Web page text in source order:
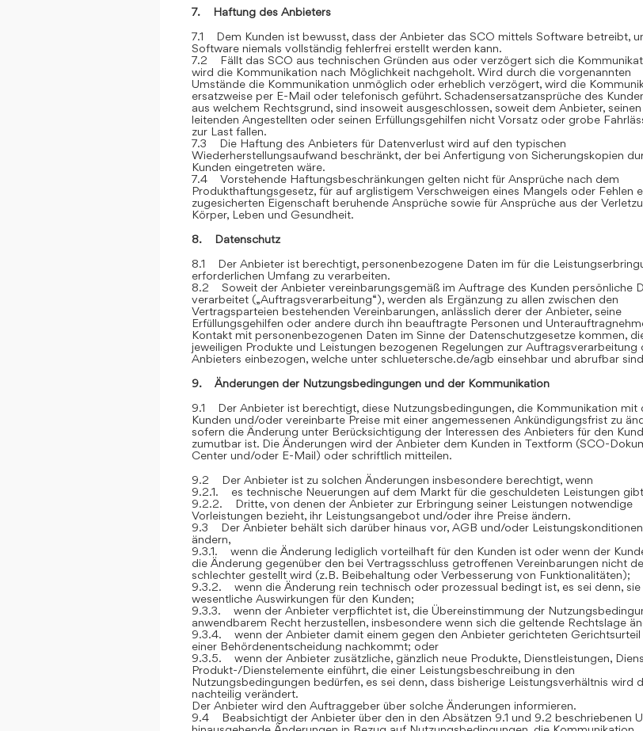
7. Haftung des Anbieters
7.1 Dem Kunden ist bewusst, dass der Anbieter das SCO mittels Software betreibt,
Software niemals vollständig fehlerfrei erstellt werden kann.
7.2 Fällt das SCO aus technischen Gründen aus oder verzögert sich die
wird die Kommunikation nach Möglichkeit nachgeholt. Wird durch die vorgenannten
Umstände die Kommunikation unmöglich oder erheblich verzögert, wird die
ersatzweise per E-Mail oder telefonisch geführt. Schadensersatzansprüche des
aus welchem Rechtsgrund, sind insoweit ausgeschlossen, soweit dem Anbieter, seinen
leitenden Angestellten oder seinen Erfüllungsgehilfen nicht Vorsatz oder grobe
zur Last fallen.
7.3 Die Haftung des Anbieters für Datenverlust wird auf den typischen
Wiederherstellungsaufwand beschränkt, der bei Anfertigung von Sicherungskopien
Kunden eingetreten wäre.
7.4 Vorstehende Haftungsbeschränkungen gelten nicht für Ansprüche nach dem
Produkthaftungsgesetz, für auf arglistigem Verschweigen eines Mangels oder Fehlen
zugesicherten Eigenschaft beruhende Ansprüche sowie für Ansprüche aus der
Körper, Leben und Gesundheit.
8. Datenschutz
8.1 Der Anbieter ist berechtigt, personenbezogene Daten im für die
erforderlichen Umfang zu verarbeiten.
8.2 Soweit der Anbieter vereinbarungsgemäß im Auftrage des Kunden persönliche
verarbeitet („Auftragsverarbeitung“), werden als Ergänzung zu allen zwischen den
Vertragsparteien bestehenden Vereinbarungen, anlässlich derer der Anbieter, seine
Erfüllungsgehilfen oder andere durch ihn beauftragte Personen und
Kontakt mit personenbezogenen Daten im Sinne der Datenschutzgesetze kommen,
jeweiligen Produkte und Leistungen bezogenen Regelungen zur Auftragsverarbeitung
Anbieters einbezogen, welche unter schluetersche.de/agb einsehbar und abrufbar
9. Änderungen der Nutzungsbedingungen und der Kommunikation
9.1 Der Anbieter ist berechtigt, diese Nutzungsbedingungen, die Kommunikation mit
Kunden und/oder vereinbarte Preise mit einer angemessenen Ankündigungsfrist zu
sofern die Änderung unter Berücksichtigung der Interessen des Anbieters für den
zumutbar ist. Die Änderungen wird der Anbieter dem Kunden in Textform (SCO-
Center und/oder E-Mail) oder schriftlich mitteilen.
9.2 Der Anbieter ist zu solchen Änderungen insbesondere berechtigt, wenn
9.2.1. es technische Neuerungen auf dem Markt für die geschuldeten Leistungen
9.2.2. Dritte, von denen der Anbieter zur Erbringung seiner Leistungen notwendige
Vorleistungen bezieht, ihr Leistungsangebot und/oder ihre Preise ändern.
9.3 Der Anbieter behält sich darüber hinaus vor, AGB und/oder
ändern,
9.3.1. wenn die Änderung lediglich vorteilhaft für den Kunden ist oder wenn der
die Änderung gegenüber den bei Vertragsschluss getroffenen Vereinbarungen nicht
schlechter gestellt wird (z.B. Beibehaltung oder Verbesserung von Funktionalitäten);
9.3.2. wenn die Änderung rein technisch oder prozessual bedingt ist, es sei denn, sie
wesentliche Auswirkungen für den Kunden;
9.3.3. wenn der Anbieter verpflichtet ist, die Übereinstimmung der
anwendbarem Recht herzustellen, insbesondere wenn sich die geltende Rechtslage
9.3.4. wenn der Anbieter damit einem gegen den Anbieter gerichteten
einer Behördenentscheidung nachkommt; oder
9.3.5. wenn der Anbieter zusätzliche, gänzlich neue Produkte, Dienstleistungen,
Produkt-/Dienstelemente einführt, die einer Leistungsbeschreibung in den
Nutzungsbedingungen bedürfen, es sei denn, dass bisherige Leistungsverhältnis wird
nachteilig verändert.
Der Anbieter wird den Auftraggeber über solche Änderungen informieren.
9.4 Beabsichtigt der Anbieter über den in den Absätzen 9.1 und 9.2 beschriebenen